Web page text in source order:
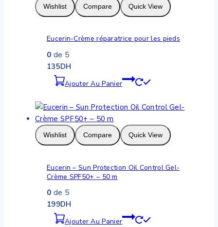
Wishlist Compare Quick View
Eucerin-Crème réparatrice pour les pieds
0 de 5
135DH
Ajouter Au Panier
Wishlist Compare Quick View
Eucerin – Sun Protection Oil Control Gel-
Crème SPF50+ – 50 m
0 de 5
199DH
Ajouter Au Panier